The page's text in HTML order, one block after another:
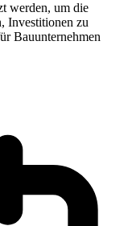
werden, um die
Investitionen zu
Bauunternehmen